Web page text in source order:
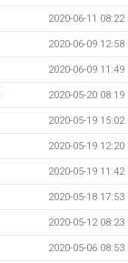
2020-06-11 08:22
2020-06-09 12:58
2020-06-09 11:49
2020-05-20 08:19
2020-05-19 15:02
2020-05-19 12:20
2020-05-19 11:42
2020-05-18 17:53
2020-05-12 08:23
2020-05-06 08:53